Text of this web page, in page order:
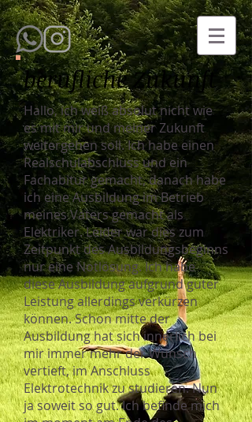
berufliche Zukunft
Hallo, ich weiß absolut nicht wie
es mit mir und meiner Zukunft
weitergehen soll. Ich habe einen
Realschulabschluss und ein
Fachabitur gemacht, danach habe
ich eine Ausbildung im Betrieb
meines Vaters gemacht als
Elektriker. Leider war dies zum
Zeitpunkt des Ausbildungsbeginns
nur eine Notlösung. Ich habe
diese Ausbildung aufgrund guter
Leistung allerdings verkürzen
können. Schon mitte der
Ausbildung hat sich innerlich bei
mir immer mehr der Wunsch
vertieft, im Anschluss
Elektrotechnik zu studieren. Nun
ja soweit so gut. Ich befinde mich